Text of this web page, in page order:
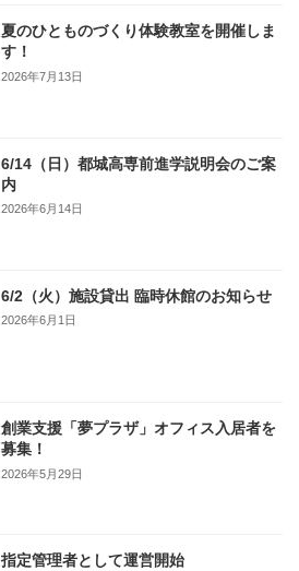
夏のひとものづくり体験教室を開催しま
す！
2026年7月13日
6/14（日）都城高専前進学説明会のご案
内
2026年6月14日
6/2（火）施設貸出 臨時休館のお知らせ
2026年6月1日
創業支援「夢プラザ」オフィス入居者を
募集！
2026年5月29日
指定管理者として運営開始